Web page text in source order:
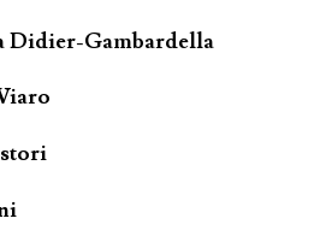
Didier-Gambardella